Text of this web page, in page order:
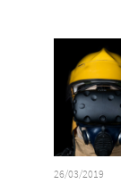
26/03/2019